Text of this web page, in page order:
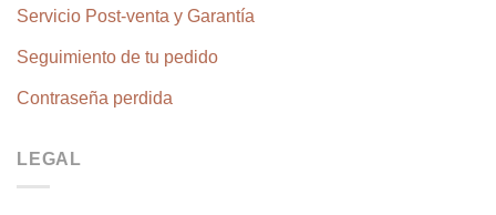
Servicio Post-venta y Garantía
Seguimiento de tu pedido
Contraseña perdida
LEGAL